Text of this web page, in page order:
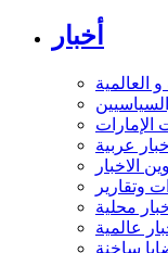
أخبار
و العالمية
الإمارات
أخبار عربية
الاخبار
وتقارير
محلية
عالمية
ساخنة